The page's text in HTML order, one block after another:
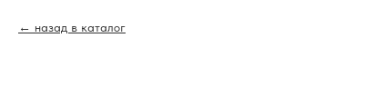
назад в каталог